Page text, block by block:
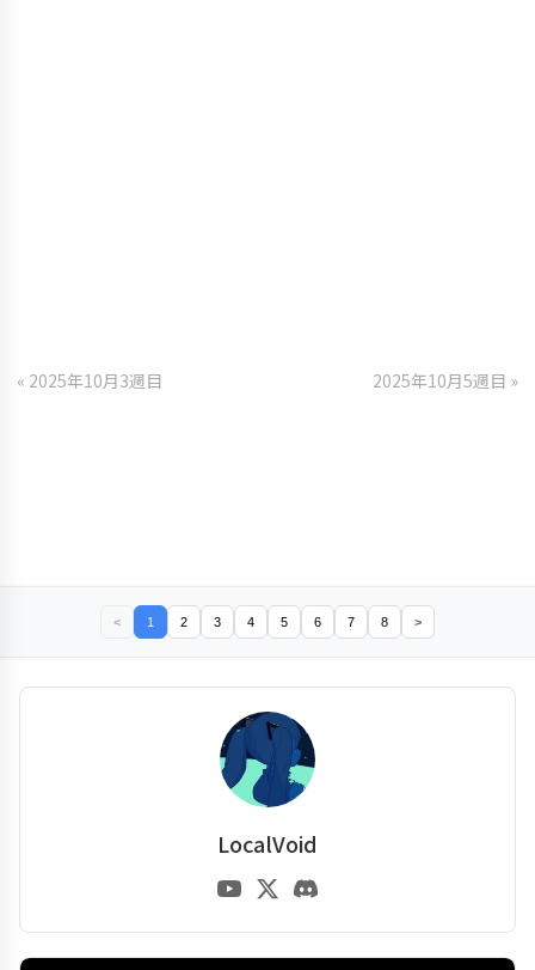
« 2025年10月3週目 2025年10月5週目 »
< 1 2 3 4 5 6 7 8 >
LocalVoid